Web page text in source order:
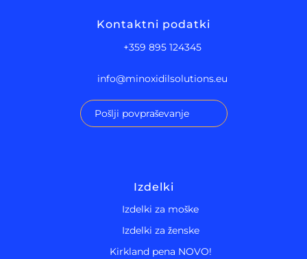
Kontaktni podatki
+359 895 124345
info@minoxidilsolutions.eu
Pošlji povpraševanje
Izdelki
Izdelki za moške
Izdelki za ženske
Kirkland pena NOVO!